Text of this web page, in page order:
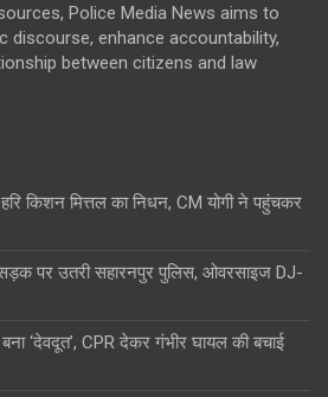
Police Media News aims to
discourse, enhance accountability,
between citizens and law
किशन मित्तल का निधन, CM योगी ने पहुंचकर
पर उतरी सहारनपुर पुलिस, ओवरसाइज DJ-
‘देवदूत’, CPR देकर गंभीर घायल की बचाई